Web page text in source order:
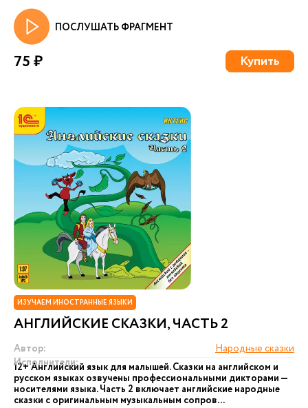
ПОСЛУШАТЬ ФРАГМЕНТ
75 ₽ Купить
ИЗУЧАЕМ ИНОСТРАННЫЕ ЯЗЫКИ
АНГЛИЙСКИЕ СКАЗКИ, ЧАСТЬ 2
Автор:
Народные сказки
Исполнители:
12+ Английский язык для малышей. Сказки на английском и
русском языках озвучены профессиональными дикторами —
носителями языка. Часть 2 включает английские народные
сказки с оригинальным музыкальным сопров...